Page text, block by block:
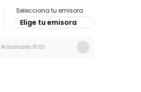
Selecciona tu emisora
Elige tu emisora
Actualizado 15:03